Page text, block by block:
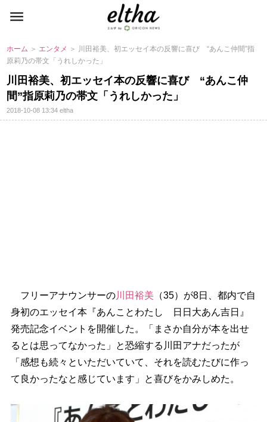
ホーム ＞ エンタメ ＞ 川田裕美、初エッセイ本の反響に喜び “あんこ仲間”指
原莉乃の帯文「うれしかった」
川田裕美、初エッセイ本の反響に喜び “あんこ仲
間”指原莉乃の帯文「うれしかった」
2018-10-08 13:34eltha
フリーアナウンサーの川田裕美 （35）が8日、都内で自
身初のエッセイ本『あんことわたし 日日大あん吉日』
発売記念イベントを開催した。「まさか自分が本を出せ
るとは思ってなかった」と恐縮する川田アナだったが
「感想も続々といただいていて、それを読むたびに作っ
て良かったなと感じています」と喜びをかみしめた。